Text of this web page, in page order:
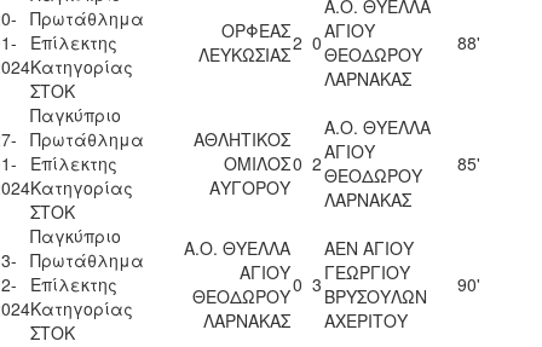
Πρωτάθλημα
Επίλεκτης
Κατηγορίας
ΣΤΟΚ
ΟΡΦΕΑΣ
ΛΕΥΚΩΣΙΑΣ2 0
Α.Ο. ΘΥΕΛΛΑ
ΑΓΙΟΥ
ΘΕΟΔΩΡΟΥ
ΛΑΡΝΑΚΑΣ
88'
Παγκύπριο
Πρωτάθλημα
Επίλεκτης
Κατηγορίας
ΣΤΟΚ
ΑΘΛΗΤΙΚΟΣ
ΟΜΙΛΟΣ
ΑΥΓΟΡΟΥ
0 2
Α.Ο. ΘΥΕΛΛΑ
ΑΓΙΟΥ
ΘΕΟΔΩΡΟΥ
ΛΑΡΝΑΚΑΣ
85'
Παγκύπριο
Πρωτάθλημα
Επίλεκτης
Κατηγορίας
ΣΤΟΚ
Α.Ο. ΘΥΕΛΛΑ
ΑΓΙΟΥ
ΘΕΟΔΩΡΟΥ
ΛΑΡΝΑΚΑΣ
0 3
ΑΕΝ ΑΓΙΟΥ
ΓΕΩΡΓΙΟΥ
ΒΡΥΣΟΥΛΩΝ
ΑΧΕΡΙΤΟΥ
90'